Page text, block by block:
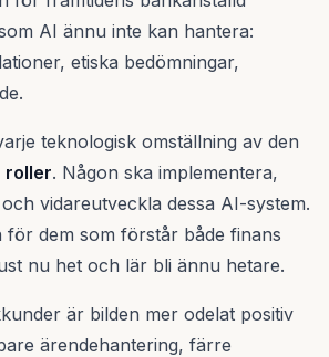
AI ännu inte kan hantera:
etiska bedömningar,
teknologisk omställning av den
roller. Någon ska implementera,
vidareutveckla dessa AI-system.
för dem som förstår både finans
nu het och lär bli ännu hetare.
är bilden mer odelat positiv
ärendehantering, färre